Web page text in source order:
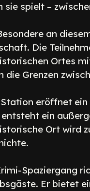
sie spielt –
an
Die
Ortes
die Grenzen
eröffnet ein
ein
Ort wird
Spaziergang
Er bietet